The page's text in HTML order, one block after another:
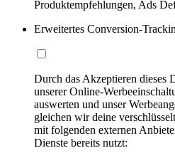
Produktempfehlungen, Ads
Erweitertes Conversion-
Durch das Akzeptieren dieses
unserer Online-
auswerten und unser
gleichen wir deine
mit folgenden externen
Dienste bereits nutzt: